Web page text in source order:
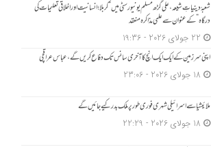
شعبۂ دینیاتِ شیعہ، علی گڑھ مسلم یونیورسٹی میں “کربلا؛ انسانیت اور اخلاقی تعلیمات کی
درگاہ” کے عنوان سے علمی مذاکرہ منعقد
22 جولای 2026 - 19:36
اپنی سرزمین کے ایک ایک انچ کا آخری سانس تک دفاع کریں گے، عباس عراقچی
18 جولای 2026 - 23:06
ملائیشیا سے اسرائیلی شہری فوری طور پر ملک بدر کیے جائیں گے
18 جولای 2026 - 22:29